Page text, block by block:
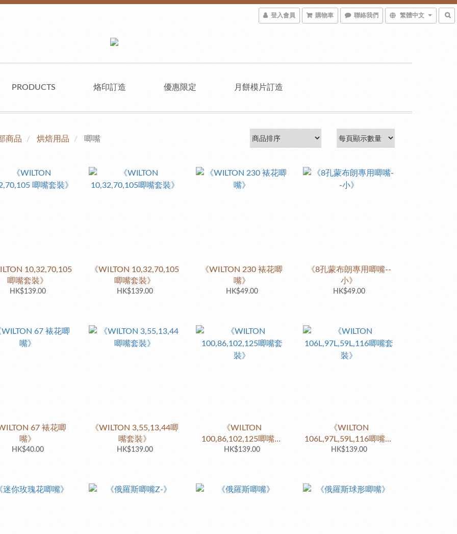
登入會員 購物車 聯絡我們 繁體中文
PRODUCTS 烙印訂造 優惠限定 月餅模片訂造
商品 烘焙用品 唧嘴
10,32,70,105
唧嘴套裝》
HK$139.00
《WILTON 10,32,70,105
唧嘴套裝》
HK$139.00
《WILTON 230 裱花唧
嘴》
HK$49.00
《8孔蒙布朗專用唧嘴--
小》
HK$49.00
67 裱花唧
嘴》
HK$40.00
《WILTON 3,55,13,44唧
嘴套裝》
HK$139.00
《WILTON
100,86,102,125唧嘴套
裝》
HK$139.00
《WILTON
106L,97L,59L,116唧嘴套
裝》
HK$139.00